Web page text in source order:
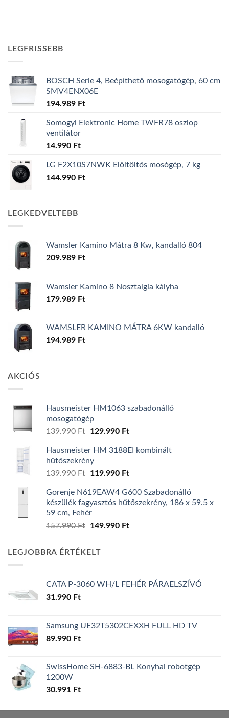
LEGFRISSEBB
BOSCH Serie 4, Beépíthető mosogatógép, 60 cm
SMV4ENX06E
194.989 Ft
Somogyi Elektronic Home TWFR78 oszlop
ventilátor
14.990 Ft
LG F2X10S7NWK Elöltöltős mosógép, 7 kg
144.990 Ft
LEGKEDVELTEBB
Wamsler Kamino Mátra 8 Kw, kandalló 804
209.989 Ft
Wamsler Kamino 8 Nosztalgia kályha
179.989 Ft
WAMSLER KAMINO MÁTRA 6KW kandalló
194.989 Ft
AKCIÓS
Hausmeister HM1063 szabadonálló
mosogatógép
139.990Ft
Original
was:
139.990 Ft.
129.990 FtCurrent
is:
Hausmeister HM 3188EI kombinált
hűtőszekrény
139.990Ft
Original
was:
139.990 Ft.
119.990 FtCurrent
is:
119.990 Ft.
Gorenje N619EAW4 G600 Szabadonálló
készülék fagyasztós hűtőszekrény, 186 x 59.5 x
59 cm, Fehér
157.990Ft
Original
157.990 Ft.
149.990 FtCurrent
LEGJOBBRA ÉRTÉKELT
CATA P-3060 WH/L FEHÉR PÁRAELSZÍVÓ
31.990 Ft
Samsung UE32T5302CEXXH FULL HD TV
89.990 Ft
SwissHome SH-6883-BL Konyhai robotgép
1200W
30.991 Ft